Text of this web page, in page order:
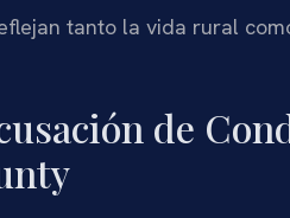
tanto la vida rural
de